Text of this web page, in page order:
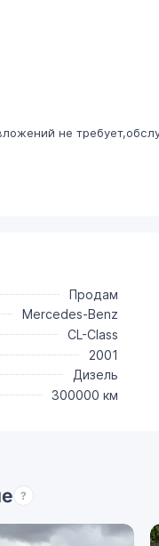
не
Продам
Mercedes-Benz
CL-Class
2001
Дизель
300000 км
?